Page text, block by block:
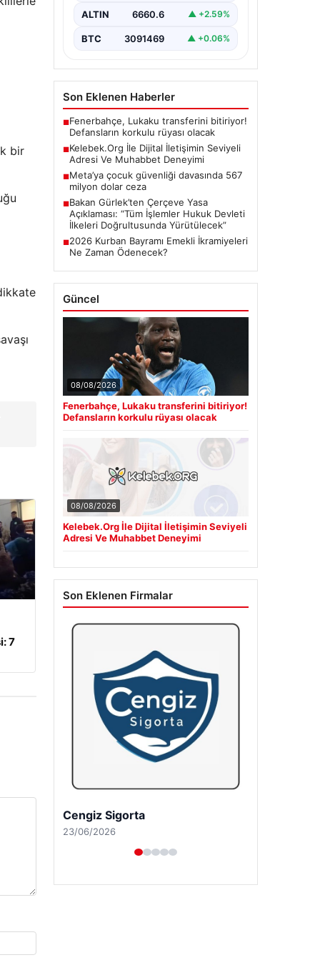
bir
7
etmektedir. Günümüzde…
ALTIN 6660.6 ▲ +2.59%
BTC 3091469 ▲ +0.06%
Son Eklenen Haberler
■Fenerbahçe, Lukaku transferini bitiriyor!
Defansların korkulu rüyası olacak
■Kelebek.Org İle Dijital İletişimin Seviyeli
Adresi Ve Muhabbet Deneyimi
■Meta’ya çocuk güvenliği davasında 567
milyon dolar ceza
■Bakan Gürlek’ten Çerçeve Yasa
Açıklaması: “Tüm İşlemler Hukuk Devleti
İlkeleri Doğrultusunda Yürütülecek”
■2026 Kurban Bayramı Emekli İkramiyeleri
Ne Zaman Ödenecek?
Güncel
08/08/2026
Fenerbahçe, Lukaku transferini bitiriyor!
Defansların korkulu rüyası olacak
08/08/2026
Kelebek.Org İle Dijital İletişimin Seviyeli
Adresi Ve Muhabbet Deneyimi
Son Eklenen Firmalar
Cengiz Sigorta
23/06/2026